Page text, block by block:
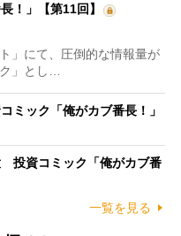
！」【第11回】
」にて、圧倒的な情報量が
」とし…
ミック「俺がカブ番長！」
投資コミック「俺がカブ番
一覧を見る